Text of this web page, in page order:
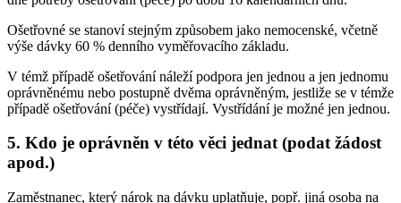
Ošetřovné se stanoví stejným způsobem jako nemocenské, včetně
výše dávky 60 % denního vyměřovacího základu.
V témž případě ošetřování náleží podpora jen jednou a jen jednomu
oprávněnému nebo postupně dvěma oprávněným, jestliže se v témže
případě ošetřování (péče) vystřídají. Vystřídání je možné jen jednou.
5. Kdo je oprávněn v této věci jednat (podat žádost
apod.)
Zaměstnanec, který nárok na dávku uplatňuje, popř. jiná osoba na